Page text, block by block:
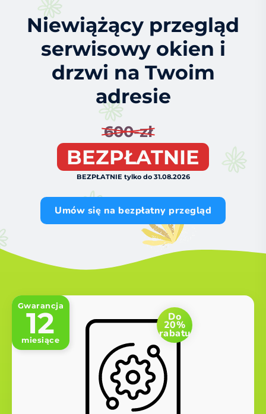
Niewiążący przegląd
serwisowy okien i
drzwi na Twoim
adresie
600-zł
BEZPŁATNIE
BEZPŁATNIE tylko do 31.08.2026
Umów się na bezpłatny przegląd
Gwarancja
12
miesiące
Do
20%
rabatu